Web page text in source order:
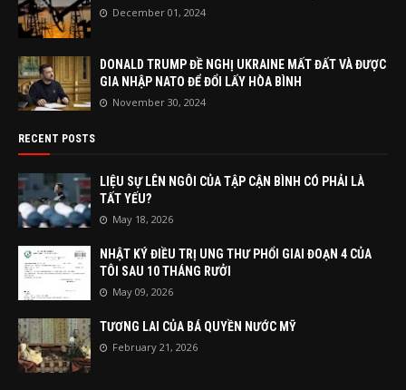
December 01, 2024
DONALD TRUMP ĐỀ NGHỊ UKRAINE MẤT ĐẤT VÀ ĐƯỢC
GIA NHẬP NATO ĐỂ ĐỔI LẤY HÒA BÌNH
November 30, 2024
RECENT POSTS
LIỆU SỰ LÊN NGÔI CỦA TẬP CẬN BÌNH CÓ PHẢI LÀ
TẤT YẾU?
May 18, 2026
NHẬT KÝ ĐIỀU TRỊ UNG THƯ PHỔI GIAI ĐOẠN 4 CỦA
TÔI SAU 10 THÁNG RƯỞI
May 09, 2026
TƯƠNG LAI CỦA BÁ QUYỀN NƯỚC MỸ
February 21, 2026